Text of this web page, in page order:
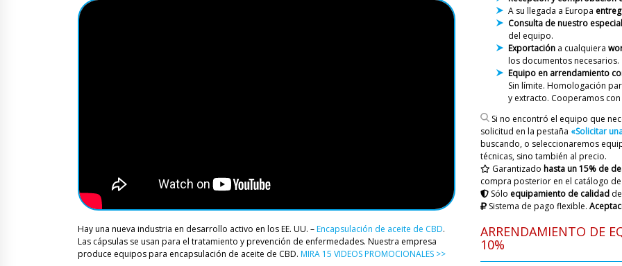
Hay una nueva industria en desarrollo activo en los EE. UU. –Encapsulación de aceite de CBD.
Las cápsulas se usan para el tratamiento y prevención de enfermedades. Nuestra empresa
produce equipos para encapsulación de aceite de CBD. MIRA 15 VIDEOS PROMOCIONALES >>
A su llegada a Europa
Consulta de nuestro
del equipo.
Exportación a cualquiera
los documentos necesarios.
Equipo en arrendamiento
Sin límite. Homologación
y extracto. Cooperamos
Si no encontró el equipo que
solicitud en la pestaña «Solicitar
buscando, o seleccionaremos
técnicas, sino también al precio.
Garantizado hasta un 15% de
compra posterior en el catálogo
Sólo equipamiento de calidad
Sistema de pago flexible.
ARRENDAMIENTO DE
10%
Ruby
Prensa rotativa de tabletas
entrega en Berlín
Roman
Buenos días,
solicitud,
este modelo
tarea o
caso con la
Camila
Querido Roman, ¿cómo
más de un año una
queremos la misma